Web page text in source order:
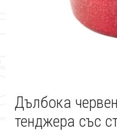
Дълбока
тенджера със